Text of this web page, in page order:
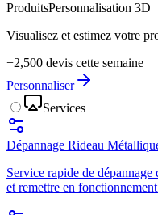
ProduitsPersonnalisation 3D
Visualisez et estimez votre
+2,500 devis cette semaine
Personnaliser
Services
Dépannage Rideau
Service rapide de
et remettre en